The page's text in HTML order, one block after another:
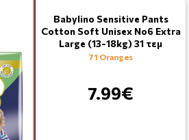
Babylino Sensitive Pants
Cotton Soft Unisex No6 Extra
Large (13-18kg) 31 τεμ
71 Oranges
7.99€